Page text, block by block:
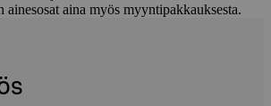
ainesosat aina myös myyntipakkauksesta.